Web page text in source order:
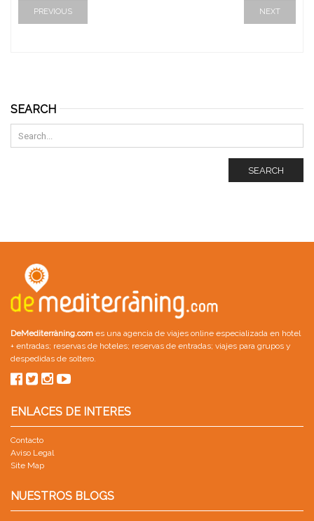
PREVIOUS NEXT
SEARCH
SEARCH
DeMediterràning.com es una agencia de viajes online especializada en hotel
+ entradas; reservas de hoteles; reservas de entradas; viajes para grupos y
despedidas de soltero
ENLACES DE INTERES
Contacto
Aviso Legal
Site Map
NUESTROS BLOGS